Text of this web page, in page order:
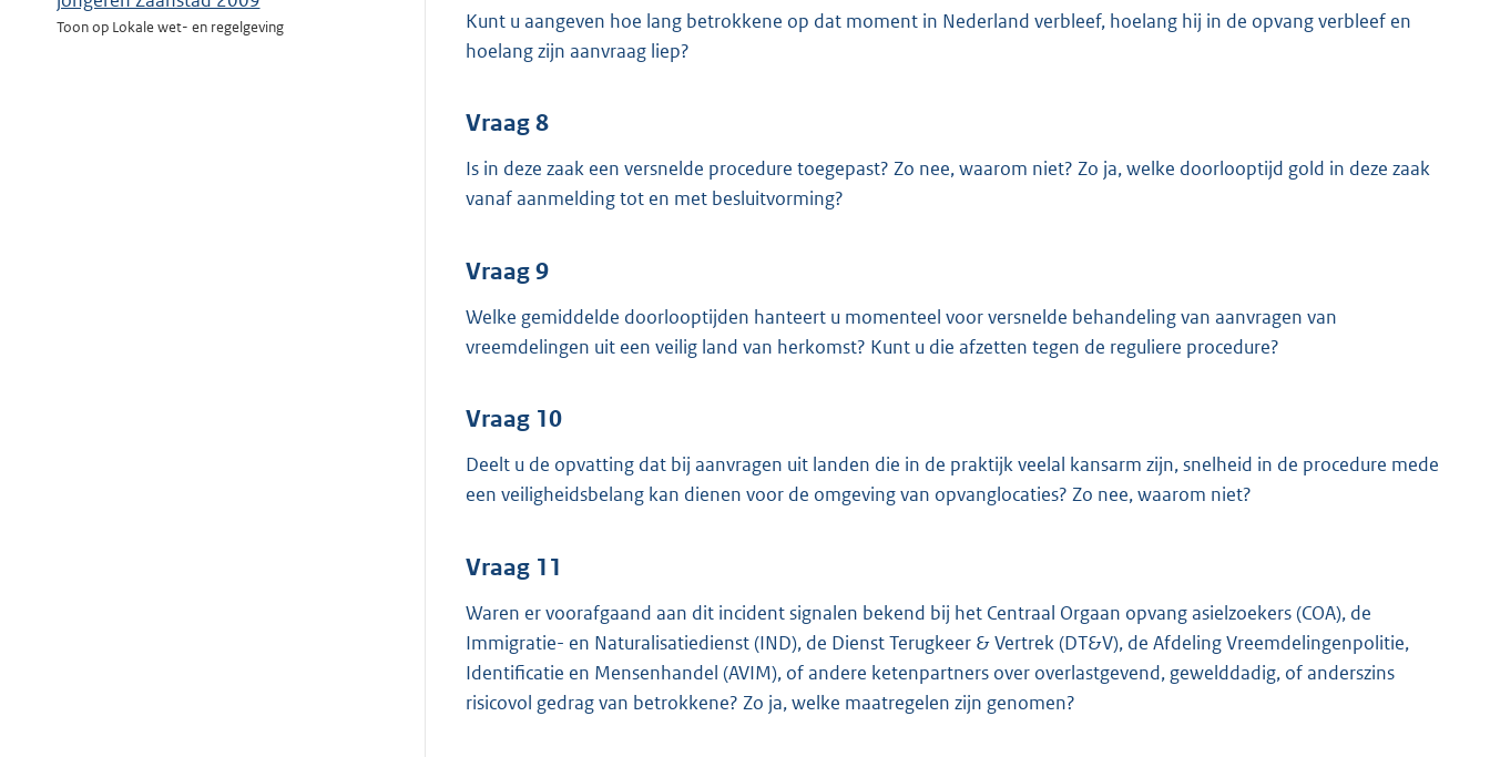
Toon op Lokale wet- en regelgeving
Kunt u aangeven hoe lang betrokkene op dat moment in Nederland verbleef, hoelang hij in de opvang verbleef en
hoelang zijn aanvraag liep?
Vraag 8
Is in deze zaak een versnelde procedure toegepast? Zo nee, waarom niet? Zo ja, welke doorlooptijd gold in deze zaak
vanaf aanmelding tot en met besluitvorming?
Vraag 9
Welke gemiddelde doorlooptijden hanteert u momenteel voor versnelde behandeling van aanvragen van
vreemdelingen uit een veilig land van herkomst? Kunt u die afzetten tegen de reguliere procedure?
Vraag 10
Deelt u de opvatting dat bij aanvragen uit landen die in de praktijk veelal kansarm zijn, snelheid in de procedure mede
een veiligheidsbelang kan dienen voor de omgeving van opvanglocaties? Zo nee, waarom niet?
Vraag 11
Waren er voorafgaand aan dit incident signalen bekend bij het Centraal Orgaan opvang asielzoekers (COA), de
Immigratie- en Naturalisatiedienst (IND), de Dienst Terugkeer & Vertrek (DT&V), de Afdeling Vreemdelingenpolitie,
Identificatie en Mensenhandel (AVIM), of andere ketenpartners over overlastgevend, gewelddadig, of anderszins
risicovol gedrag van betrokkene? Zo ja, welke maatregelen zijn genomen?